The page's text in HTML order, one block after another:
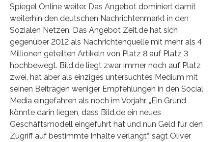
Spiegel Online weiter. Das Angebot dominiert damit
weiterhin den deutschen Nachrichtenmarkt in den
Sozialen Netzen. Das Angebot Zeit.de hat sich
gegenüber 2012 als Nachrichtenquelle mit mehr als 4
Millionen geteilten Artikeln von Platz 8 auf Platz 3
hochbewegt. Bild.de liegt zwar immer noch auf Platz
zwei, hat aber als einziges untersuchtes Medium mit
seinen Beiträgen weniger Empfehlungen in den Social
Media eingefahren als noch im Vorjahr. „Ein Grund
könnte darin liegen, dass Bild.de ein neues
Geschäftsmodell eingeführt hat und nun Geld für den
Zugriff auf bestimmte Inhalte verlangt“, sagt Oliver